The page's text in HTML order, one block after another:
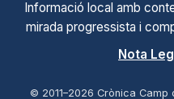
Informació local amb
mirada progressista i
Nota
© 2011–2026 Crònica Camp